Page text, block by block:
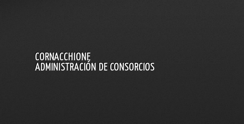
CORNACCHIONE
ADMINISTRACIÓN DE CONSORCIOS